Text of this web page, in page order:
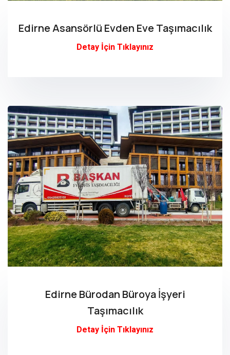
Edirne Asansörlü Evden Eve Taşımacılık
Detay İçin Tıklayınız
Edirne Bürodan Büroya İşyeri
Taşımacılık
Detay İçin Tıklayınız